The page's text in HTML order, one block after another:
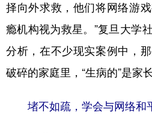
择向外求救，他们将网络游
瘾机构视为救星。”复旦大学
分析，在不少现实案例中，
破碎的家庭里，“生病的”是家
堵不如疏，学会与网络和